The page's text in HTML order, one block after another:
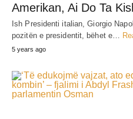
Amerikan, Ai Do Ta
Ish Presidenti italian, Giorgio
pozitën e presidentit, bëhet e…
5 years ago